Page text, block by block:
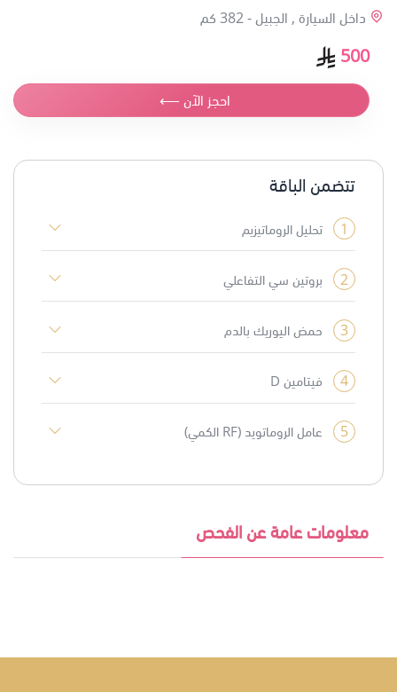
داخل السيارة , الجبيل -382 كم
500
احجز الآن ⟵
تتضمن الباقة
1
2
3
4
5
معلومات عامة عن الفحص